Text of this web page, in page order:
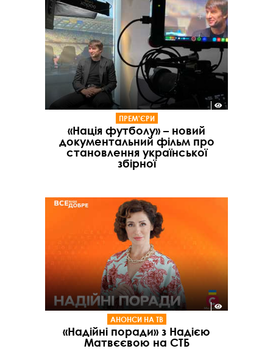
ПРЕМ'ЄРИ
«Нація футболу» – новий
документальний фільм про
становлення української
збірної
АНОНСИ НА ТВ
«Надійні поради» з Надією
Матвєєвою на СТБ